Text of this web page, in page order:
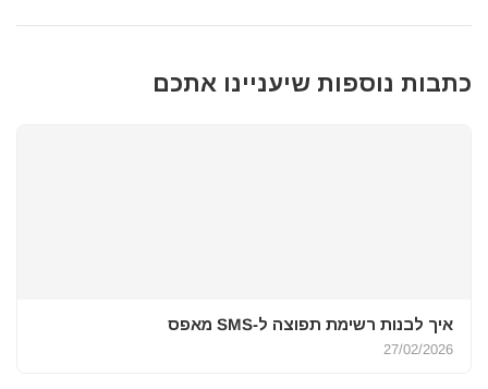
כתבות נוספות שיעניינו אתכם
איך לבנות רשימת תפוצה ל-SMS מאפס
27/02/2026